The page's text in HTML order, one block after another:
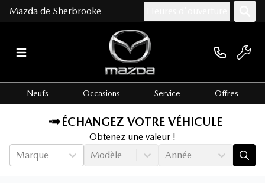
Mazda de Sherbrooke
Neufs Occasions Service Offres
ÉCHANGEZ VOTRE VÉHICULE
Obtenez une valeur !
Marque
Modèle Année